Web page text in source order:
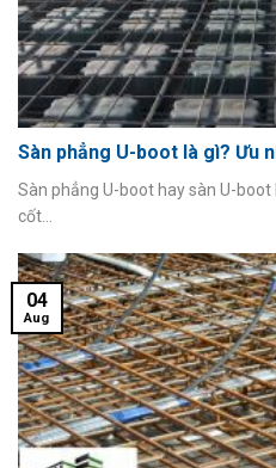
Sàn phẳng U-boot là gì? Ưu
Sàn phẳng U-boot hay sàn U-
cốt...
04
Aug